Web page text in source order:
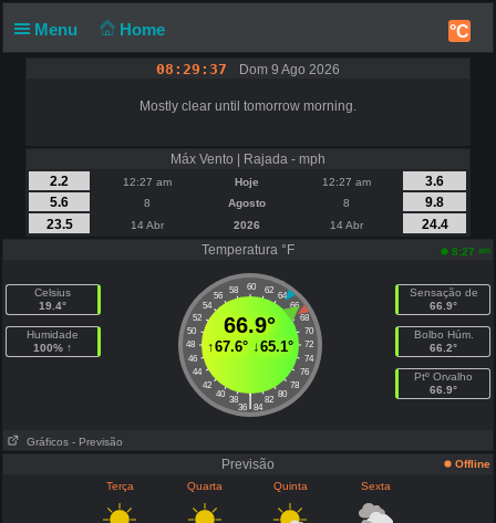
Menu Home °C
08:29:37 Dom 9 Ago 2026
Mostly clear until tomorrow morning.
Máx Vento | Rajada - mph
2.2
12:27 am Hoje 12:27 am
3.6
5.6
8 Agosto 8
9.8
23.5
14 Abr 2026 14 Abr
24.4
Temperatura °F
8:27 am
Celsius
19.4°
Humidade
100% ↑
60
58 62
56
64
54
66
52
68
50
70
48
72
46
74
44
76
42
78
40
80
38 82
|
36 84
66.9°
↑67.6°↓65.1°
Sensação de
66.9°
Bolbo Húm.
66.2°
Ptº Orvalho
66.9°
Gráficos - Previsão
Previsão
Offline
Terça
Quarta Quinta Sexta